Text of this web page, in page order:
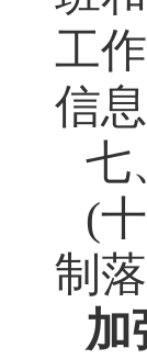
工
信
七
(
制落
加